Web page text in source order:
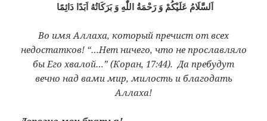
اَلسَّلَامُ عَلَيْكُمْ وَ رَحْمَةُ اللّٰهِ وَ بَرَكَاتُهُ اَبَدًا دَائِمًا
Во имя Аллаха, который пречист от всех
недостатков! “…Нет ничего, что не прославляло
бы Его хвалой…” (Коран, 17:44). Да пребудут
вечно над вами мир, милость и благодать
Аллаха!